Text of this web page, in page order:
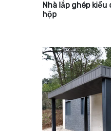
Nhà lắp ghép
hộp